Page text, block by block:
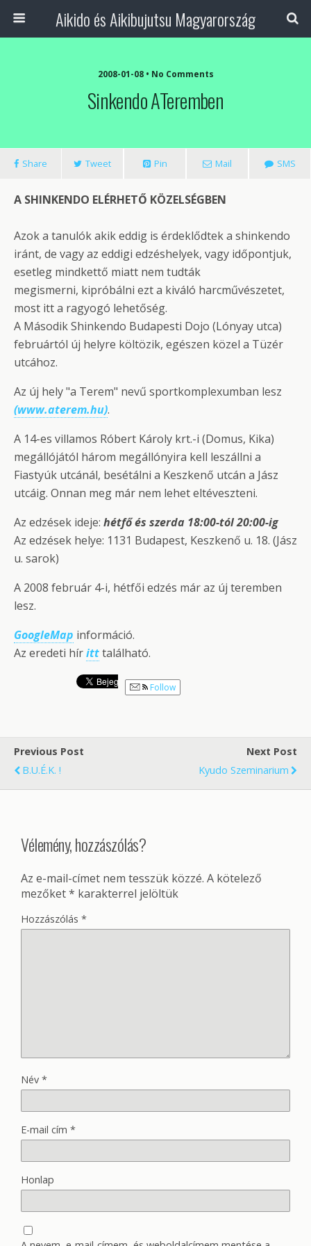
Aikido és Aikibujutsu Magyarország
2008-01-08 • No Comments
Sinkendo ATeremben
Share Tweet Pin Mail SMS
A SHINKENDO ELÉRHETŐ KÖZELSÉGBEN
Azok a tanulók akik eddig is érdeklődtek a shinkendo
iránt, de vagy az eddigi edzéshelyek, vagy időpontjuk,
esetleg mindkettő miatt nem tudták
megismerni, kipróbálni ezt a kiváló harcművészetet,
most itt a ragyogó lehetőség.
A Második Shinkendo Budapesti Dojo (Lónyay utca)
februártól új helyre költözik, egészen közel a Tüzér
utcához.
Az új hely "a Terem" nevű sportkomplexumban lesz
(www.aterem.hu).
A 14-es villamos Róbert Károly krt.-i (Domus, Kika)
megállójától három megállónyira kell leszállni a
Fiastyúk utcánál, besétálni a Keszkenő utcán a Jász
utcáig. Onnan meg már nem lehet eltéveszteni.
Az edzések ideje: hétfő és szerda 18:00-tól 20:00-ig
Az edzések helye: 1131 Budapest, Keszkenő u. 18. (Jász
u. sarok)
A 2008 február 4-i, hétfői edzés már az új teremben
lesz.
GoogleMap információ.
Az eredeti híritttalálható.
Follow
Previous Post
B.U.É.K. !
Next Post
Kyudo Szeminarium
Vélemény, hozzászólás?
Az e-mail-címet nem tesszük közzé. A kötelező
mezőket* karakterrel jelöltük
Hozzászólás *
Név *
E-mail cím *
Honlap